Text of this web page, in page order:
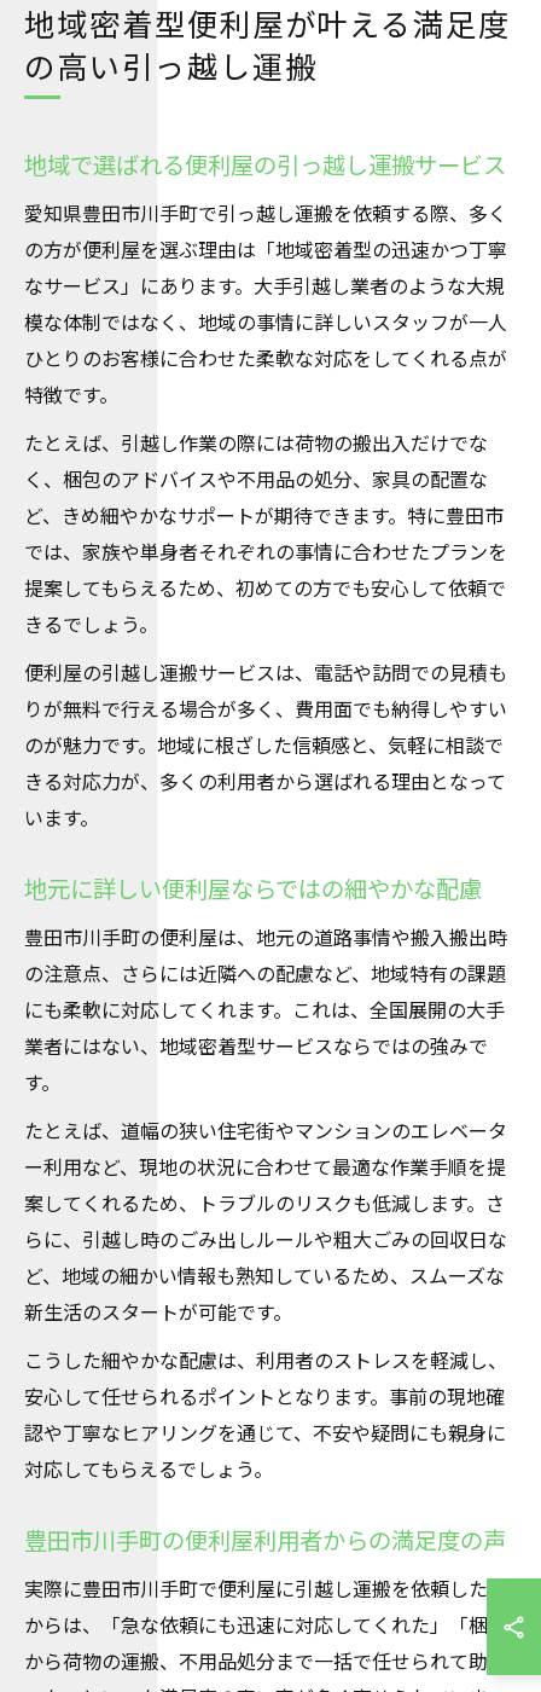
地域密着型便利屋が叶える満足度
の高い引っ越し運搬
地域で選ばれる便利屋の引っ越し運搬サービス
愛知県豊田市川手町で引っ越し運搬を依頼する際、多く
の方が便利屋を選ぶ理由は「地域密着型の迅速かつ丁寧
なサービス」にあります。大手引越し業者のような大規
模な体制ではなく、地域の事情に詳しいスタッフが一人
ひとりのお客様に合わせた柔軟な対応をしてくれる点が
特徴です。
たとえば、引越し作業の際には荷物の搬出入だけでな
く、梱包のアドバイスや不用品の処分、家具の配置な
ど、きめ細やかなサポートが期待できます。特に豊田市
では、家族や単身者それぞれの事情に合わせたプランを
提案してもらえるため、初めての方でも安心して依頼で
きるでしょう。
便利屋の引越し運搬サービスは、電話や訪問での見積も
りが無料で行える場合が多く、費用面でも納得しやすい
のが魅力です。地域に根ざした信頼感と、気軽に相談で
きる対応力が、多くの利用者から選ばれる理由となって
います。
地元に詳しい便利屋ならではの細やかな配慮
豊田市川手町の便利屋は、地元の道路事情や搬入搬出時
の注意点、さらには近隣への配慮など、地域特有の課題
にも柔軟に対応してくれます。これは、全国展開の大手
業者にはない、地域密着型サービスならではの強みで
す。
たとえば、道幅の狭い住宅街やマンションのエレベータ
ー利用など、現地の状況に合わせて最適な作業手順を提
案してくれるため、トラブルのリスクも低減します。さ
らに、引越し時のごみ出しルールや粗大ごみの回収日な
ど、地域の細かい情報も熟知しているため、スムーズな
新生活のスタートが可能です。
こうした細やかな配慮は、利用者のストレスを軽減し、
安心して任せられるポイントとなります。事前の現地確
認や丁寧なヒアリングを通じて、不安や疑問にも親身に
対応してもらえるでしょう。
豊田市川手町の便利屋利用者からの満足度の声
実際に豊田市川手町で便利屋に引越し運搬を依頼した方
からは、「急な依頼にも迅速に対応してくれた」「梱包
から荷物の運搬、不用品処分まで一括で任せられて助か